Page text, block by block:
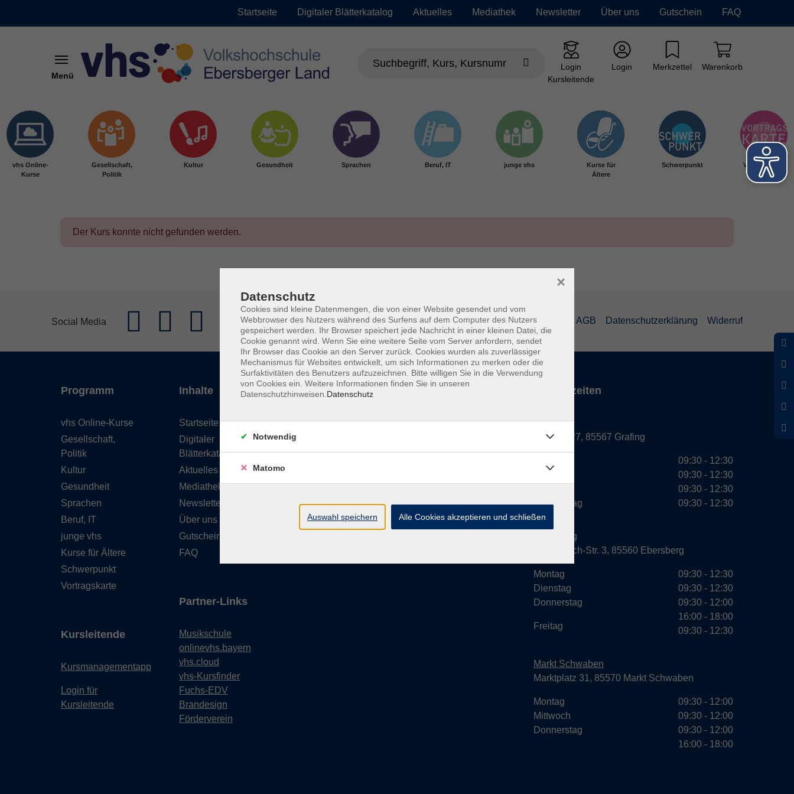
Startseite Digitaler Blätterkatalog Aktuelles Mediathek Newsletter Über uns Gutschein FAQ
Menü
Login
Kursleitende
Login Merkzettel Warenkorb
vhs Online-
Kurse
Gesellschaft,
Politik
Kultur Gesundheit Sprachen Beruf, IT junge vhs
Kurse für
Ältere
Schwerpunkt Vortragskarte
Der Kurs konnte nicht gefunden werden.
Social Media Barrierefreiheit Lage & Routenplan Impressum AGB Datenschutzerklärung Widerruf
Programm
vhs Online-Kurse
Gesellschaft,
Politik
Kultur
Gesundheit
Sprachen
Beruf, IT
junge vhs
Kurse für Ältere
Schwerpunkt
Vortragskarte
Kursleitende
Kursmanagementapp
Login für
Kursleitende
Inhalte
Startseite
Digitaler
Blätterkatalog
Aktuelles
Mediathek
Newsletter
Über uns
Gutschein
FAQ
Partner-Links
Musikschule
onlinevhs.bayern
vhs.cloud
vhs-Kursfinder
Fuchs-EDV
Brandesign
Förderverein
Volkshochschule Ebersberger Land im
Servicezeiten
Grafing
Griesstr. 27, 85567 Grafing
Donnerstag
09:30 - 12:30
09:30 - 12:30
09:30 - 12:30
09:30 - 12:30
Ebersberg
Dr.-Wintrich-Str. 3, 85560 Ebersberg
Montag
Dienstag
Donnerstag
Freitag
09:30 - 12:30
09:30 - 12:30
09:30 - 12:00
16:00 - 18:00
09:30 - 12:30
Markt Schwaben
Marktplatz 31, 85570 Markt Schwaben
Montag
Mittwoch
Donnerstag
09:30 - 12:00
09:30 - 12:00
09:30 - 12:00
16:00 - 18:00
Datenschutz
Cookies sind kleine Datenmengen, die von einer Website gesendet und vom
Webbrowser des Nutzers während des Surfens auf dem Computer des Nutzers
gespeichert werden. Ihr Browser speichert jede Nachricht in einer kleinen Datei, die
Cookie genannt wird. Wenn Sie eine weitere Seite vom Server anfordern, sendet
Ihr Browser das Cookie an den Server zurück. Cookies wurden als zuverlässiger
Mechanismus für Websites entwickelt, um sich Informationen zu merken oder die
Surfaktivitäten des Benutzers aufzuzeichnen. Bitte willigen Sie in die Verwendung
von Cookies ein. Weitere Informationen finden Sie in unseren
Datenschutzhinweisen. Datenschutz
×
Notwendig
Matomo
Auswahl speichern Alle Cookies akzeptieren und schließen